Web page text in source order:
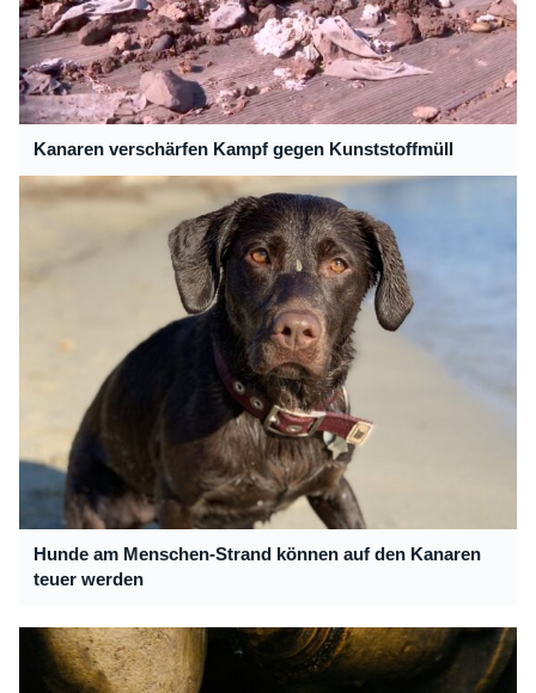
Kanaren verschärfen Kampf gegen Kunststoffmüll
Hunde am Menschen-Strand können auf den Kanaren
teuer werden